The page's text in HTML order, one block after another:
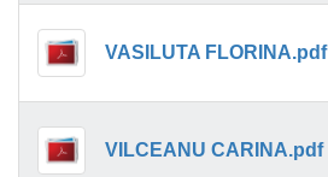
VASILUTA FLORINA.pdf
VILCEANU CARINA.pdf